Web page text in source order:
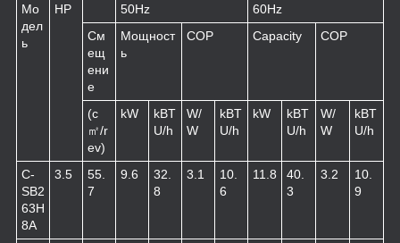
Мо
дел
ь
HP 50Hz
60Hz
См
ещ
ени
е
Мощност
ь
COP Capacity COP
(c
㎡/r
ev)
kW
kBT
U/h
W/
W
kBT
U/h
kW
kBT
U/h
W/
W
kBT
U/h
C-
SB2
63H
8A
3.5
55.
7
9.6
32.
8
3.1
10.
6
11.8
40.
3
3.2
10.
9